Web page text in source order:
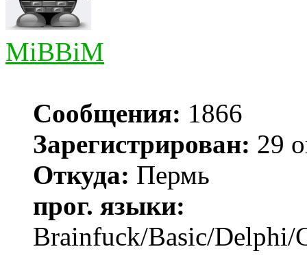
MiBBiM
Сообщения: 1866
Зарегистрирован: 29
Откуда: Пермь
прог. языки:
Brainfuck/Basic/Delphi/